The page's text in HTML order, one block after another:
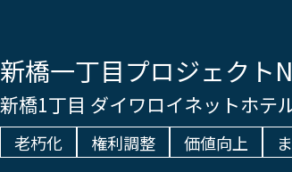
新橋一丁目プロジェクト
新橋1丁目 ダイワロイネットホテ
老朽化 権利調整 価値向上